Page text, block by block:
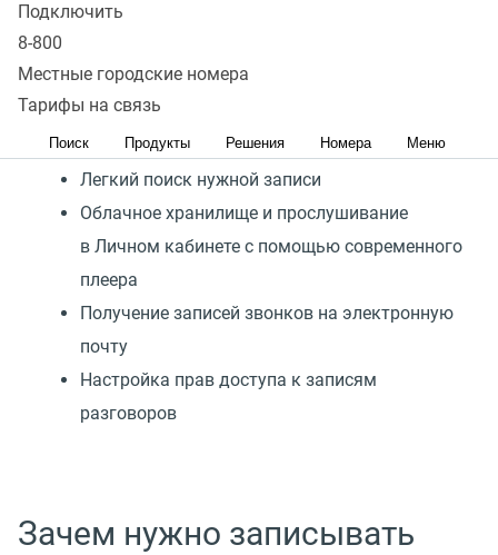
Подключить
8-800
Местные городские номера
Тарифы на связь
Поиск Продукты Решения Номера Меню
Добавление записей в избранное
записывать
Исключения для записи разговоров
руководства
Легкий поиск нужной записи
Облачное хранилище и прослушивание
в Личном кабинете с помощью современного
плеера
Получение записей звонков на электронную
почту
Настройка прав доступа к записям
разговоров
Зачем нужно записывать